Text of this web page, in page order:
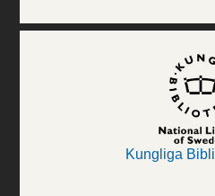
Kungliga